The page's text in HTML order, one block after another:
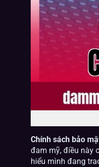
Chính sách bảo
đam mỹ, điều này
hiểu mình đang